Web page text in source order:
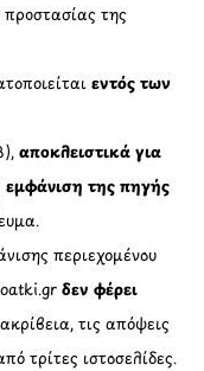
της
εντός των
αποκλειστικά για
εμφάνιση της πηγής
περιεχομένου
δεν φέρει
τις απόψεις
τρίτες ιστοσελίδες.